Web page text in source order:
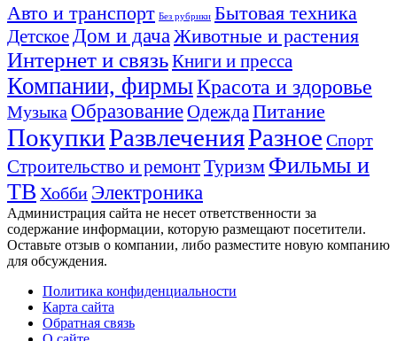
Авто и транспорт Без рубрики Бытовая техника
Детское Дом и дача Животные и растения
Интернет и связьКниги и пресса
Компании, фирмыКрасота и здоровье
Музыка ОбразованиеОдежда Питание
ПокупкиРазвлеченияРазное Спорт
Строительство и ремонтТуризм Фильмы и
ТВ Хобби Электроника
Администрация сайта не несет ответственности за
содержание информации, которую размещают посетители.
Оставьте отзыв о компании, либо разместите новую компанию
для обсуждения.
Политика конфиденциальности
Карта сайта
Обратная связь